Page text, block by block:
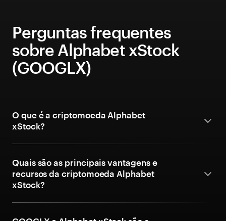
Perguntas frequentes
sobre Alphabet xStock
(GOOGLX)
O que é a criptomoeda Alphabet
xStock?
Quais são as principais vantagens e
recursos da criptomoeda Alphabet
xStock?